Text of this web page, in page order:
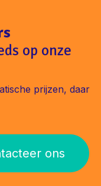
op onze
prijzen, daar
ons